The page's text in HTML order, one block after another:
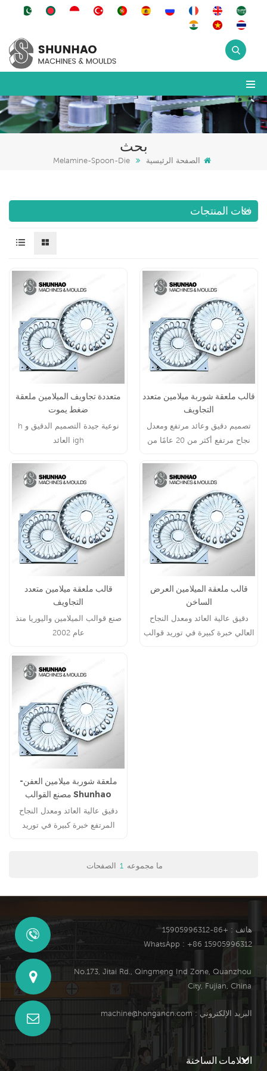
بحث
الصفحة الرئيسية Melamine-Spoon-Die
فئات المنتجات
متعددة تجاويف الميلامين ملعقة
ضغط يموت
نوعية جيدة التصميم الدقيق و h
igh العائد
قالب ملعقة شوربة ميلامين متعدد
التجاويف
تصميم دقيق وعائد مرتفع ومعدل
نجاح مرتفع أكثر من 20 عامًا من
قالب ملعقة ميلامين متعدد
التجاويف
صنع قوالب الميلامين واليوريا منذ
عام 2002
قالب ملعقة الميلامين العرض
الساخن
دقيق عالية العائد ومعدل النجاح
العالي خبرة كبيرة في توريد قوالب
ملعقة شوربة ميلامين العفن-
Shunhao مصنع القوالب
دقيق عالية العائد ومعدل النجاح
المرتفع خبرة كبيرة في توريد
ما مجموعه 1 الصفحات
هاتف : +86-15905996312
WhatsApp : +86 15905996312
No.173, Jitai Rd., Qingmeng Ind Zone, Quanzhou
City, Fujian, China
البريد الإلكتروني : machine@hongancn.com
العلامات الساخنة